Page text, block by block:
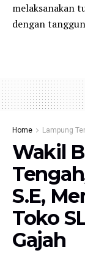
melaksanakan
dengan
Home Lampung
Wakil
S.E,
Toko
Gajah